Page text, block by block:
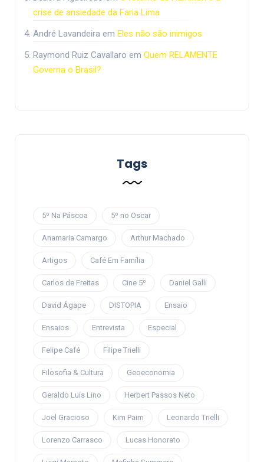
crise de ansiedade da Faria Lima
André Lavandeira em Eles não são inimigos
Raymond Ruiz Cavallaro em Quem RELAMENTE
Governa o Brasil?
Tags
5º Na Páscoa 5º no Oscar
Anamaria Camargo Arthur Machado
Artigos Café Em Família
Carlos de Freitas Cine 5º Daniel Galli
David Ágape DISTOPIA Ensaio
Ensaios Entrevista Especial
Felipe Café Filipe Trielli
Filosofia & Cultura Geoeconomia
Geraldo Luís Lino Herbert Passos Neto
Joel Gracioso Kim Paim Leonardo Trielli
Lorenzo Carrasco Lucas Honorato